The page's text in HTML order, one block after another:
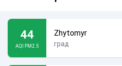
44
AQI PM2.5
Zhytomyr
град